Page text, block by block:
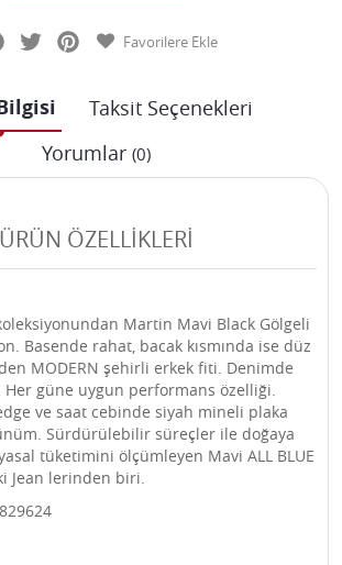
FacebookTwitterPinterestFavorilere Ekle
Taksit Seçenekleri
Yorumlar (0)
ÜRÜN ÖZELLİKLERİ
Martin Mavi Black Gölgeli
Basende rahat, bacak kısmında ise düz
MODERN şehirli erkek fiti. Denimde
güne uygun performans özelliği.
ve saat cebinde siyah mineli plaka
Sürdürülebilir süreçler ile doğaya
tüketimini ölçümleyen Mavi ALL BLUE
Jean lerinden biri.